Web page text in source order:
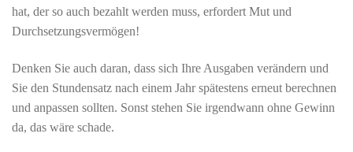
hat, der so auch bezahlt werden muss, erfordert Mut und
Durchsetzungsvermögen!
Denken Sie auch daran, dass sich Ihre Ausgaben verändern und
Sie den Stundensatz nach einem Jahr spätestens erneut berechnen
und anpassen sollten. Sonst stehen Sie irgendwann ohne Gewinn
da, das wäre schade.